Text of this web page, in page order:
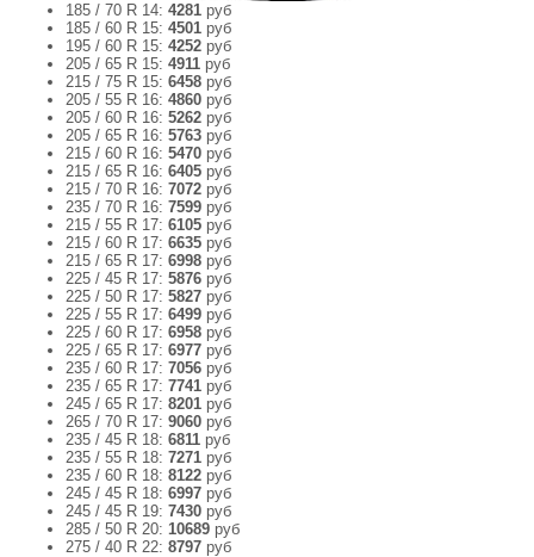
185 / 70 R 14: 4281 руб
185 / 60 R 15: 4501 руб
195 / 60 R 15: 4252 руб
205 / 65 R 15: 4911 руб
215 / 75 R 15: 6458 руб
205 / 55 R 16: 4860 руб
205 / 60 R 16: 5262 руб
205 / 65 R 16: 5763 руб
215 / 60 R 16: 5470 руб
215 / 65 R 16: 6405 руб
215 / 70 R 16: 7072 руб
235 / 70 R 16: 7599 руб
215 / 55 R 17: 6105 руб
215 / 60 R 17: 6635 руб
215 / 65 R 17: 6998 руб
225 / 45 R 17: 5876 руб
225 / 50 R 17: 5827 руб
225 / 55 R 17: 6499 руб
225 / 60 R 17: 6958 руб
225 / 65 R 17: 6977 руб
235 / 60 R 17: 7056 руб
235 / 65 R 17: 7741 руб
245 / 65 R 17: 8201 руб
265 / 70 R 17: 9060 руб
235 / 45 R 18: 6811 руб
235 / 55 R 18: 7271 руб
235 / 60 R 18: 8122 руб
245 / 45 R 18: 6997 руб
245 / 45 R 19: 7430 руб
285 / 50 R 20: 10689 руб
275 / 40 R 22: 8797 руб